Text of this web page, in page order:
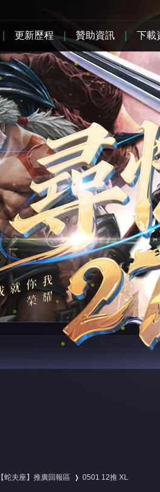
【蛇夫座】推廣回報區 0501 12推 XL